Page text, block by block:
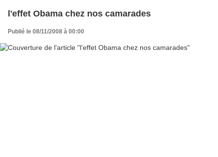
l'effet Obama chez nos camarades
Publié le 08/11/2008 à 00:00